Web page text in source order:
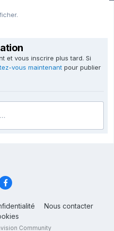
et vous inscrire plus tard. Si
vous maintenant pour publier
Nous contacter
Community